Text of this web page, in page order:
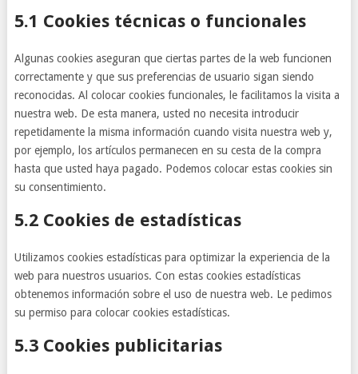
5.1 Cookies técnicas o funcionales
Algunas cookies aseguran que ciertas partes de la web funcionen
correctamente y que sus preferencias de usuario sigan siendo
reconocidas. Al colocar cookies funcionales, le facilitamos la visita a
nuestra web. De esta manera, usted no necesita introducir
repetidamente la misma información cuando visita nuestra web y,
por ejemplo, los artículos permanecen en su cesta de la compra
hasta que usted haya pagado. Podemos colocar estas cookies sin
su consentimiento.
5.2 Cookies de estadísticas
Utilizamos cookies estadísticas para optimizar la experiencia de la
web para nuestros usuarios. Con estas cookies estadísticas
obtenemos información sobre el uso de nuestra web. Le pedimos
su permiso para colocar cookies estadísticas.
5.3 Cookies publicitarias